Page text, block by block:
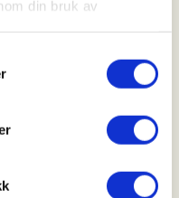
din bruk av
på Målsnes